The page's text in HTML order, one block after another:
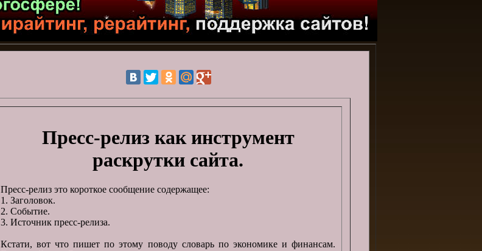
Пресс-релиз как инструмент
раскрутки сайта.
Пресс-релиз это короткое сообщение содержащее:
1. Заголовок.
2. Событие.
3. Источник пресс-релиза.
Кстати, вот что пишет по этому поводу словарь по экономике и финансам.